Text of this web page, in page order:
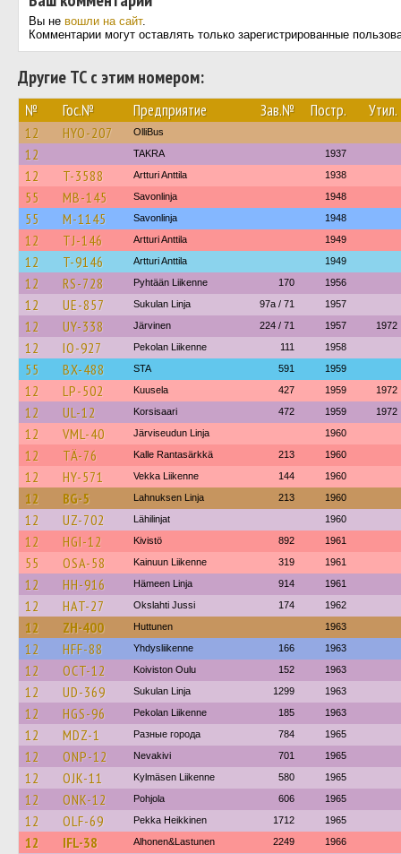
Вы не вошли на сайт.
Комментарии могут оставлять только зарегистрированные
Другие ТС с этим номером:
№ Гос.№ Предприятие Зав.№ Постр. Утил.
12 HYO-207 OlliBus
12 TAKRA 1937
12 T-3588 Artturi Anttila 1938
55 MB-145 Savonlinja 1948
55 M-1145 Savonlinja 1948
12 TJ-146 Artturi Anttila 1949
12 T-9146 Artturi Anttila 1949
12 RS-728 Pyhtään Liikenne 170 1956
12 UE-857 Sukulan Linja 97a / 71 1957
12 UY-338 Järvinen 224 / 71 1957 1972
12 IO-927 Pekolan Liikenne 111 1958
55 BX-488 STA 591 1959
12 LP-502 Kuusela 427 1959 1972
12 UL-12 Korsisaari 472 1959 1972
12 VML-40 Järviseudun Linja 1960
12 TÄ-76 Kalle Rantasärkkä 213 1960
12 HY-571 Vekka Liikenne 144 1960
12 BG-5 Lahnuksen Linja 213 1960
12 UZ-702 Lähilinjat 1960
12 HGI-12 Kivistö 892 1961
55 OSA-58 Kainuun Liikenne 319 1961
12 HH-916 Hämeen Linja 914 1961
12 HAT-27 Okslahti Jussi 174 1962
12 ZH-400 Huttunen 1963
12 HFF-88 Yhdysliikenne 166 1963
12 OCT-12 Koiviston Oulu 152 1963
12 UD-369 Sukulan Linja 1299 1963
12 HGS-96 Pekolan Liikenne 185 1963
12 MDZ-1 Разные города 784 1965
12 ONP-12 Nevakivi 701 1965
12 OJK-11 Kylmäsen Liikenne 580 1965
12 ONK-12 Pohjola 606 1965
12 OLF-69 Pekka Heikkinen 1712 1965
12 IFL-38 Alhonen&Lastunen 2249 1966